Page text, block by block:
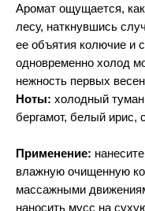
Аромат ощущается,
лесу, наткнувшись
ее объятия колючие и
одновременно холод
нежность первых
Ноты: холодный
бергамот, белый ирис,
Применение:
влажную очищенную
массажными
наносить мусс на